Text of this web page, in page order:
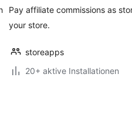
Pay affiliate commissions as
your store.
storeapps
20+ aktive Installationen